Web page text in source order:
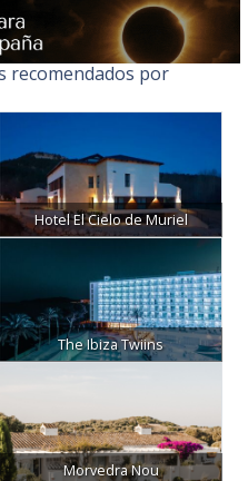
recomendados por
Hotel El Cielo de Muriel
The Ibiza Twiins
Morvedra Nou